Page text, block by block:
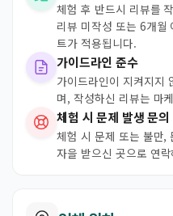
체험 후 반드시 리뷰를
리뷰 미작성 또는 6개월
트가 적용됩니다.
가이드라인 준수
가이드라인이 지켜지지
며, 작성하신 리뷰는 마
체험 시 문제 발생 문의
체험 시 문제 또는 불만,
자을 받으신 곳으로 연